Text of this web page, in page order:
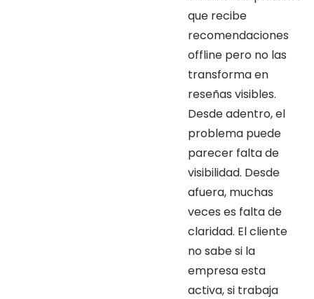
que recibe
recomendaciones
offline pero no las
transforma en
reseñas visibles.
Desde adentro, el
problema puede
parecer falta de
visibilidad. Desde
afuera, muchas
veces es falta de
claridad. El cliente
no sabe si la
empresa esta
activa, si trabaja